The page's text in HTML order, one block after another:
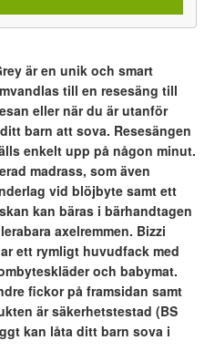
är en unik och smart
till en resesäng till
eller när du är utanför
barn att sova. Resesängen
enkelt upp på någon minut.
madrass, som även
vid blöjbyte samt ett
kan bäras i bärhandtagen
axelremmen. Bizzi
ett rymligt huvudfack med
och babymat.
fickor på framsidan samt
är säkerhetstestad (BS
kan låta ditt barn sova i